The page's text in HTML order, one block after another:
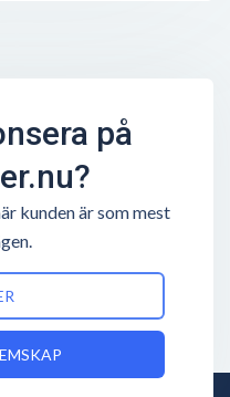
på
kunden är som mest